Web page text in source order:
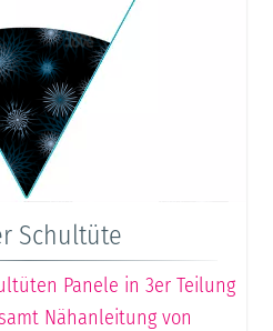
Schultüte
Panele in 3er Teilung
Nähanleitung von